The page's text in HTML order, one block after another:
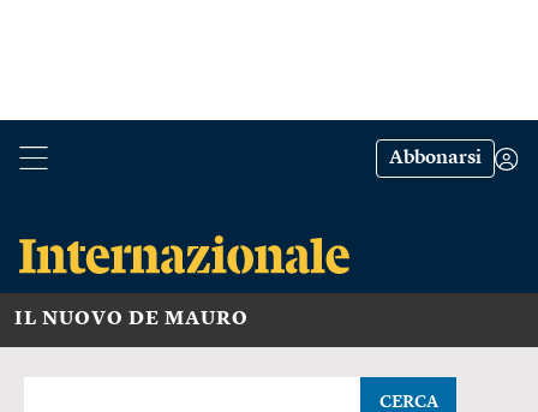
Abbonarsi
IL NUOVO DE MAURO
CERCA